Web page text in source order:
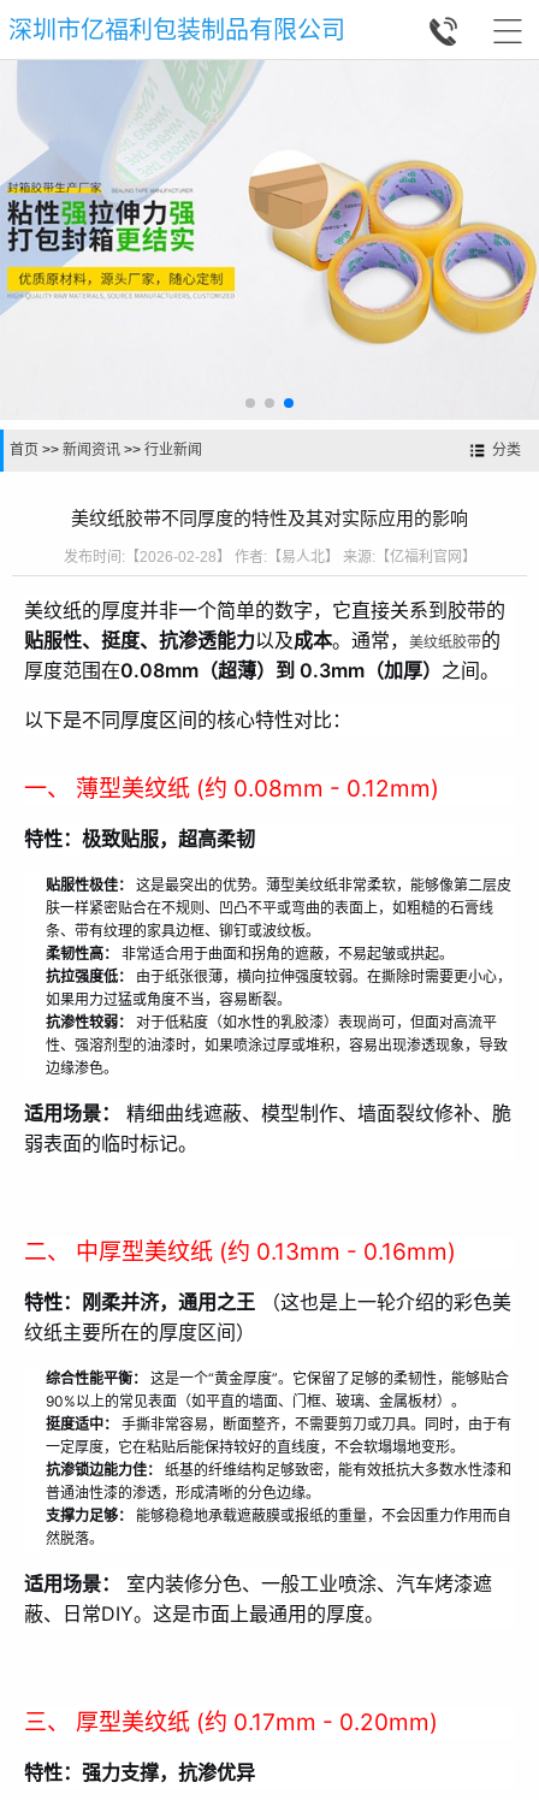
深圳市亿福利包装制品有限公司 

分类
首页 >> 新闻资讯 >> 行业新闻
美纹纸胶带不同厚度的特性及其对实际应用的影响
发布时间:【2026-02-28】 作者:【易人北】 来源:【亿福利官网】
美纹纸的厚度并非一个简单的数字，它直接关系到胶带的
贴服性、挺度、抗渗透能力以及成本。通常， 美纹纸胶带的
厚度范围在0.08mm（超薄）到 0.3mm（加厚） 之间。
以下是不同厚度区间的核心特性对比：
一、 薄型美纹纸 (约 0.08mm - 0.12mm)
特性：极致贴服，超高柔韧
贴服性极佳：
这是最突出的优势。薄型美纹纸非常柔软，能够像第二层皮
肤一样紧密贴合在不规则、凹凸不平或弯曲的表面上，如粗糙的石膏线
条、带有纹理的家具边框、铆钉或波纹板。
柔韧性高：
非常适合用于曲面和拐角的遮蔽，不易起皱或拱起。
抗拉强度低：
由于纸张很薄，横向拉伸强度较弱。在撕除时需要更小心，
如果用力过猛或角度不当，容易断裂。
抗渗性较弱：
对于低粘度（如水性的乳胶漆）表现尚可，但面对高流平
性、强溶剂型的油漆时，如果喷涂过厚或堆积，容易出现渗透现象，导致
边缘渗色。
适用场景：
精细曲线遮蔽、模型制作、墙面裂纹修补、脆
弱表面的临时标记。
二、 中厚型美纹纸 (约 0.13mm - 0.16mm)
特性：刚柔并济，通用之王 （这也是上一轮介绍的彩色美
纹纸主要所在的厚度区间）
综合性能平衡：
这是一个“黄金厚度”。它保留了足够的柔韧性，能够贴合
90%以上的常见表面（如平直的墙面、门框、玻璃、金属板材）。
挺度适中：
手撕非常容易，断面整齐，不需要剪刀或刀具。同时，由于有
一定厚度，它在粘贴后能保持较好的直线度，不会软塌塌地变形。
抗渗锁边能力佳：
纸基的纤维结构足够致密，能有效抵抗大多数水性漆和
普通油性漆的渗透，形成清晰的分色边缘。
支撑力足够：
能够稳稳地承载遮蔽膜或报纸的重量，不会因重力作用而自
然脱落。
适用场景：
室内装修分色、一般工业喷涂、汽车烤漆遮
蔽、日常DIY。这是市面上最通用的厚度。
三、 厚型美纹纸 (约 0.17mm - 0.20mm)
特性：强力支撑，抗渗优异